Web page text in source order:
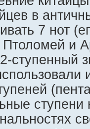
в
7 нот
и
ступенный
ступени